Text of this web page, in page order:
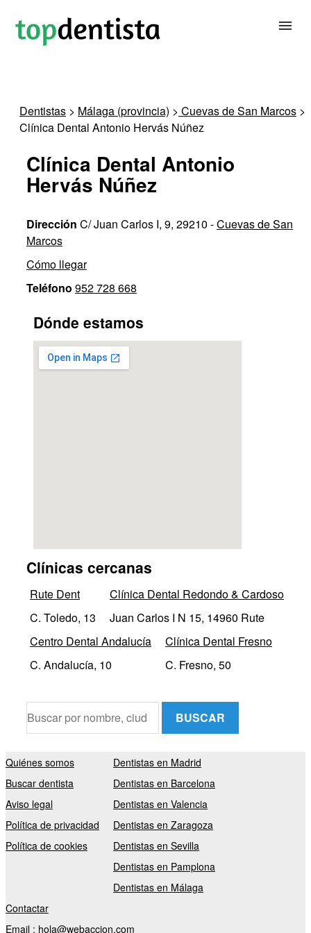
PARA CLÍNICAS DENTALES
CONTACTAR
Dentistas > Málaga (provincia) > Cuevas de San Marcos >
Clínica Dental Antonio Hervás Núñez
Clínica Dental Antonio
Hervás Núñez
Dirección C/ Juan Carlos I, 9, 29210 -Cuevas de San
Marcos
Cómo llegar
Teléfono 952 728 668
Dónde estamos
Clínicas cercanas
Rute Dent
C. Toledo, 13
Clínica Dental Redondo & Cardoso
Juan Carlos I N 15, 14960 Rute
Centro Dental Andalucía
C. Andalucía, 10
Clínica Dental Fresno
C. Fresno, 50
BUSCAR
Quiénes somos
Buscar dentista
Aviso legal
Política de privacidad
Política de cookies
Dentistas en Madrid
Dentistas en Barcelona
Dentistas en Valencia
Dentistas en Zaragoza
Dentistas en Sevilla
Dentistas en Pamplona
Dentistas en Málaga
Contactar
Email : hola@webaccion.com